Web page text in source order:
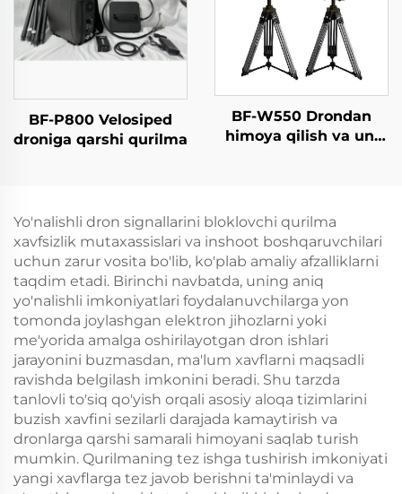
BF-P800 Velosiped
droniga qarshi qurilma
BF-W550 Drondan
himoya qilish va uni
Yo'nalishli dron signallarini bloklovchi qurilma
xavfsizlik mutaxassislari va inshoot boshqaruvchilari
uchun zarur vosita bo'lib, ko'plab amaliy afzalliklarni
taqdim etadi. Birinchi navbatda, uning aniq
yo'nalishli imkoniyatlari foydalanuvchilarga yon
tomonda joylashgan elektron jihozlarni yoki
me'yorida amalga oshirilayotgan dron ishlari
jarayonini buzmasdan, ma'lum xavflarni maqsadli
ravishda belgilash imkonini beradi. Shu tarzda
tanlovli to'siq qo'yish orqali asosiy aloqa tizimlarini
buzish xavfini sezilarli darajada kamaytirish va
dronlarga qarshi samarali himoyani saqlab turish
mumkin. Qurilmaning tez ishga tushirish imkoniyati
yangi xavflarga tez javob berishni ta'minlaydi va